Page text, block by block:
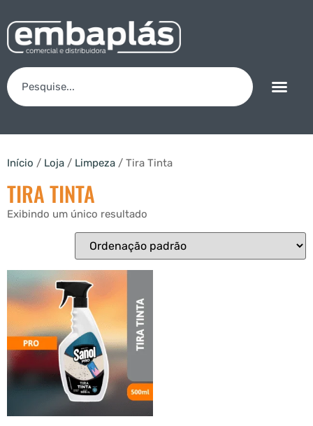
Início / Loja / Limpeza / Tira Tinta
TIRA TINTA
Exibindo um único resultado